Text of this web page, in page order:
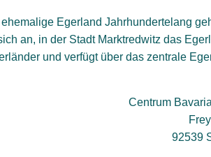
Egerland Jahrhundertelang
an, in der Stadt Marktredwitz das
und verfügt über das zentrale
Centrum
92539